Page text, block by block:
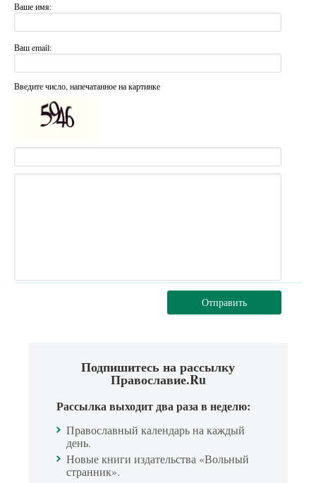
Ваше имя:
Ваш email:
Введите число, напечатанное на картинке
Отправить
Подпишитесь на рассылку
Православие.Ru
Рассылка выходит два раза в неделю:
Православный календарь на каждый
день.
Новые книги издательства «Вольный
странник».